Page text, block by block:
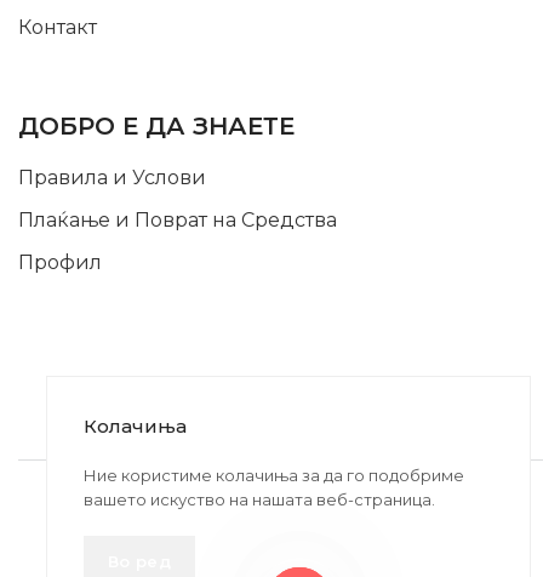
Контакт
ДОБРО Е ДА ЗНАЕТЕ
Правила и Услови
Плаќање и Поврат на Средства
Профил
2020-2024 © MB DISKONT. Изработено од
БРАМИТ ДООЕЛ
Колачиња
Ние користиме колачиња за да го подобриме
вашето искуство на нашата веб-страница.